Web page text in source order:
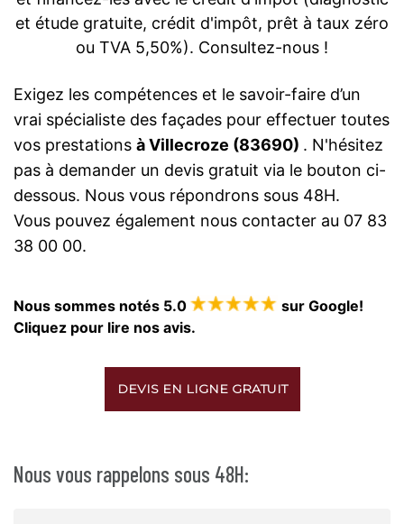
et étude gratuite, crédit d'impôt, prêt à taux zéro
ou TVA 5,50%). Consultez-nous !
Exigez les compétences et le savoir-faire d’un
vrai spécialiste des façades pour effectuer toutes
vos prestations à Villecroze (83690) . N'hésitez
pas à demander un devis gratuit via le bouton ci-
dessous. Nous vous répondrons sous 48H.
Vous pouvez également nous contacter au 07 83
38 00 00.
Nous sommes notés 5.0
sur Google!
Cliquez pour lire nos avis.
DEVIS EN LIGNE GRATUIT
Nous vous rappelons sous 48H: